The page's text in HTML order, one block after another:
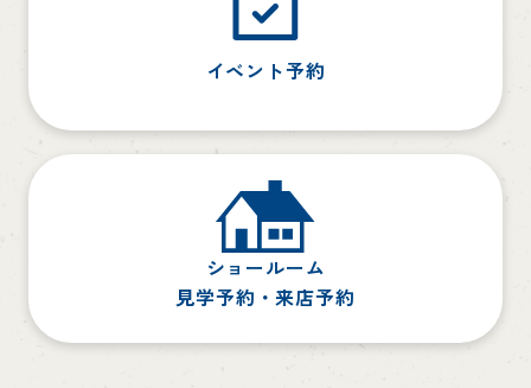
イベント予約
ショールーム
見学予約・来店予約